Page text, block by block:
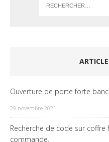
Ouverture de porte forte
29 novembre 2021
Recherche de code sur
commande.